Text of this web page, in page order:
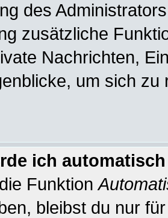
des
zusätzliche
Nachrichten,
um sich
ich
Funktion
bleibst du nur